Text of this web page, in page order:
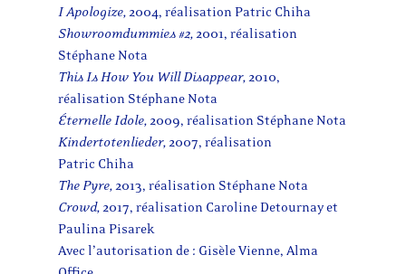
I Apologize,2004, réalisation Patric Chiha
Showroomdummies #2,2001, réalisation
Stéphane Nota
This Is How You Will Disappear,2010,
réalisation Stéphane Nota
Éternelle Idole,2009, réalisation Stéphane Nota
Kindertotenlieder,2007, réalisation
Patric Chiha
The Pyre,2013, réalisation Stéphane Nota
Crowd,2017, réalisation Caroline Detournay et
Paulina Pisarek
Avec l’autorisation de : Gisèle Vienne, Alma